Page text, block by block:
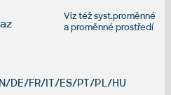
Viz téžsyst.proměnné
aproměnné prostředí
DE/FR/IT/ES/PT/PL/HU